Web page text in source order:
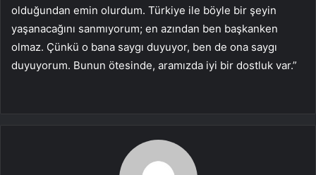
olduğundan emin olurdum. Türkiye ile böyle bir şeyin
yaşanacağını sanmıyorum; en azından ben başkanken
olmaz. Çünkü o bana saygı duyuyor, ben de ona saygı
duyuyorum. Bunun ötesinde, aramızda iyi bir dostluk var.”